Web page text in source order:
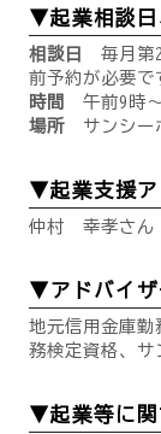
▼起業相談日
相談日
毎月第
前予約が必要で
時間
午前9時
場所サンシー
▼起業支援ア
仲村 幸孝さん
▼アドバイザ
地元信用金庫勤
務検定資格、サ
▼起業等に関